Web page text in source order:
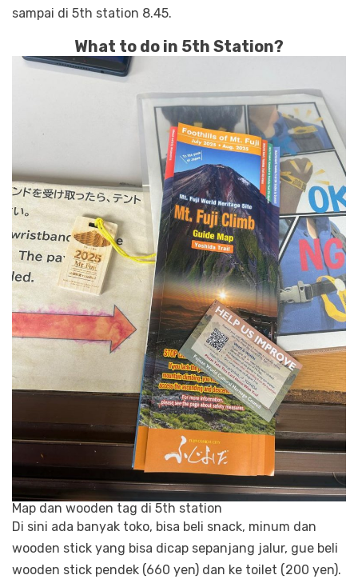
sampai di 5th station 8.45.
What to do in 5th Station?
Map dan wooden tag di 5th station
Di sini ada banyak toko, bisa beli snack, minum dan
wooden stick yang bisa dicap sepanjang jalur, gue beli
wooden stick pendek (660 yen) dan ke toilet (200 yen).